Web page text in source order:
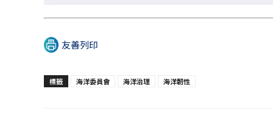
友善列印
標籤 海洋委員會 海洋治理 海洋韌性